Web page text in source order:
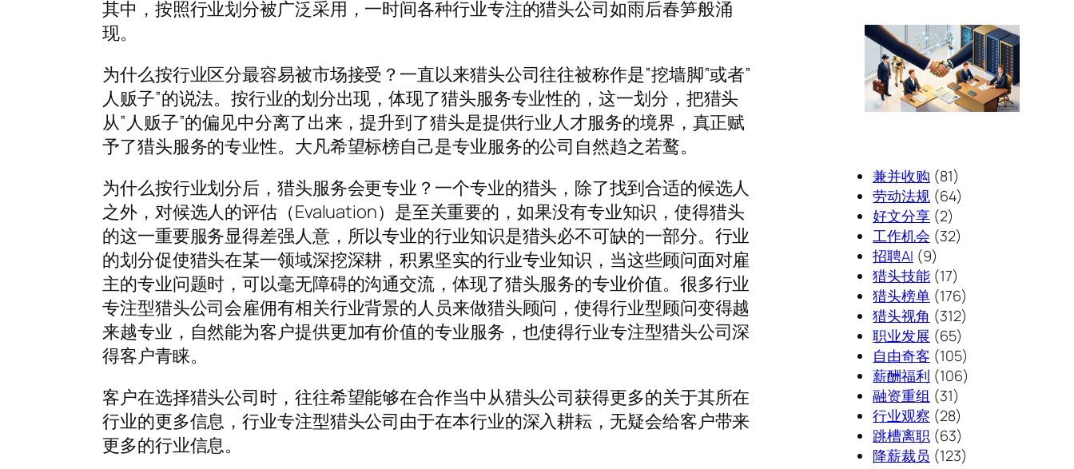
其中，按照行业划分被广泛采用，一时间各种行业专注的猎头公司如雨后春笋般涌
现。
为什么按行业区分最容易被市场接受？一直以来猎头公司往往被称作是”挖墙脚”或者”
人贩子”的说法。按行业的划分出现，体现了猎头服务专业性的，这一划分，把猎头
从”人贩子”的偏见中分离了出来，提升到了猎头是提供行业人才服务的境界，真正赋
予了猎头服务的专业性。大凡希望标榜自己是专业服务的公司自然趋之若鹜。
为什么按行业划分后，猎头服务会更专业？一个专业的猎头，除了找到合适的候选人
之外，对候选人的评估（Evaluation）是至关重要的，如果没有专业知识，使得猎头
的这一重要服务显得差强人意，所以专业的行业知识是猎头必不可缺的一部分。行业
的划分促使猎头在某一领域深挖深耕，积累坚实的行业专业知识，当这些顾问面对雇
主的专业问题时，可以毫无障碍的沟通交流，体现了猎头服务的专业价值。很多行业
专注型猎头公司会雇佣有相关行业背景的人员来做猎头顾问，使得行业型顾问变得越
来越专业，自然能为客户提供更加有价值的专业服务，也使得行业专注型猎头公司深
得客户青睐。
客户在选择猎头公司时，往往希望能够在合作当中从猎头公司获得更多的关于其所在
行业的更多信息，行业专注型猎头公司由于在本行业的深入耕耘，无疑会给客户带来
更多的行业信息。
兼并收购 (81)
劳动法规 (64)
好文分享 (2)
工作机会 (32)
招聘AI (9)
猎头技能 (17)
猎头榜单 (176)
猎头视角 (312)
职业发展 (65)
自由奇客 (105)
薪酬福利 (106)
融资重组 (31)
行业观察 (28)
跳槽离职 (63)
降薪裁员 (123)